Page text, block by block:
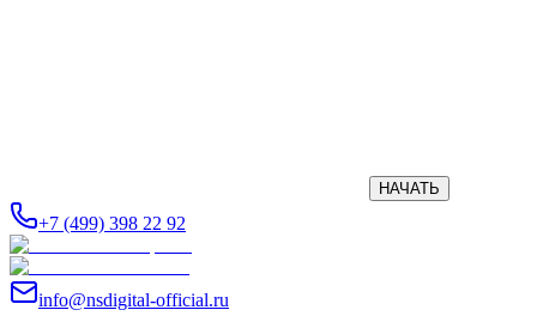
НАЧАТЬ
+7 (499) 398 22 92
info@nsdigital-official.ru